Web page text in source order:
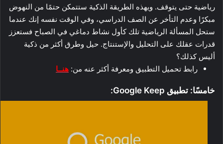
رياضية حتى يتوقف. ويهذه الطريقة الذكية ستتمكن حتمًا من النهوض
مبكرًا وعدم التأخر عن الصف الدراسي، وفي الوقت نفسه إنك عندما
ستحل المسألة الرياضية تلك كأول نشاط دماغي في الصباح فستعزز
قدرات عقلك على التحليل والإستنتاج. حيل وطرق أكثر من ذكية
أليس كذلك؟
رابط تحميل التطبيق ومعرفة أكثر عنه من: هنــا
خامسًا: تطبيق Google Keep: